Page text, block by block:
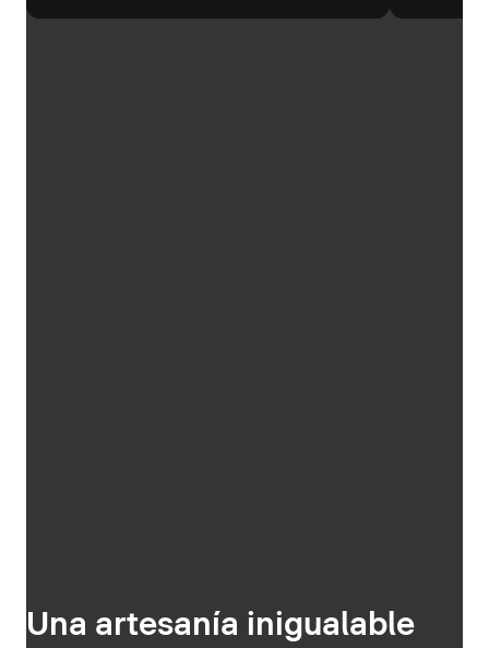
Una artesanía inigualable